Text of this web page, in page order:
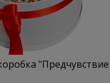
"Предчувствие